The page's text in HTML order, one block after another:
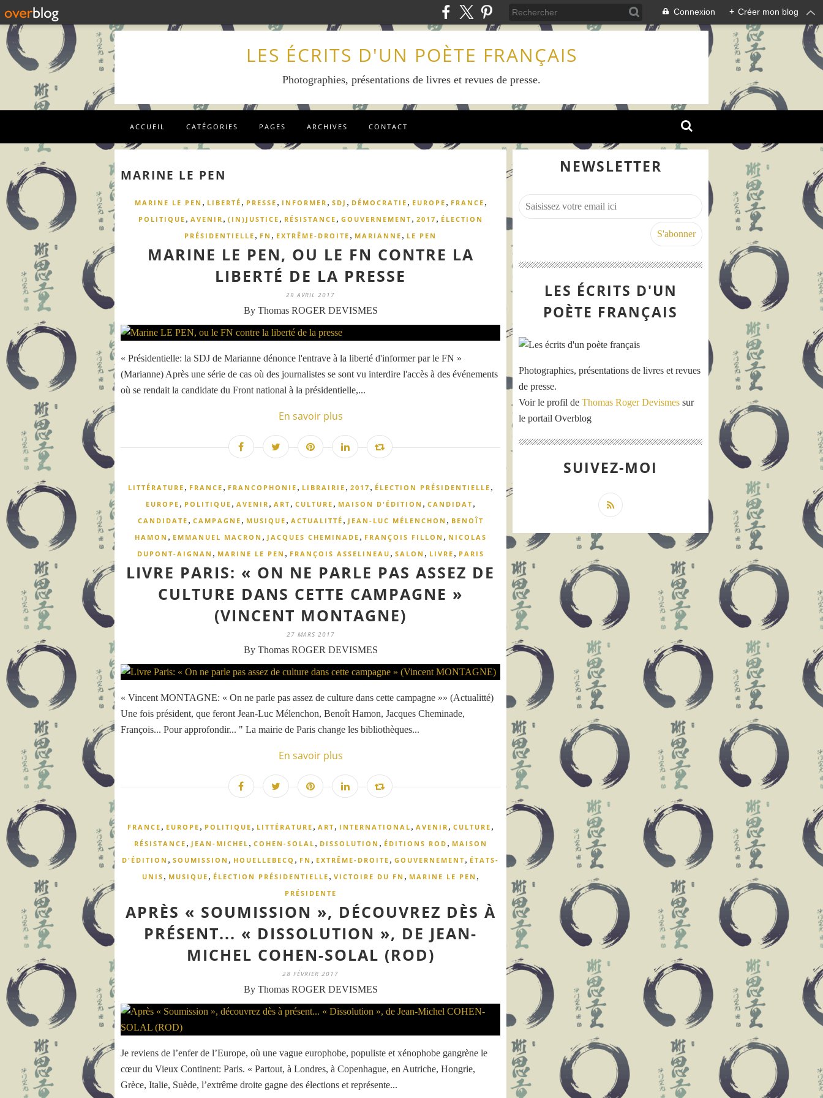
Connexion + Créer mon blog
LES ÉCRITS D'UN POÈTE FRANÇAIS
Photographies, présentations de livres et revues de presse.
ACCUEIL CATÉGORIES PAGES ARCHIVES CONTACT
MARINE LE PEN
MARINE LE PEN , LIBERTÉ , PRESSE , INFORMER , SDJ , DÉMOCRATIE , EUROPE , FRANCE ,
POLITIQUE , AVENIR , (IN)JUSTICE , RÉSISTANCE , GOUVERNEMENT, 2017 , ÉLECTION
PRÉSIDENTIELLE , FN , EXTRÊME-DROITE , MARIANNE , LE PEN
MARINE LE PEN, OU LE FN CONTRE LA
LIBERTÉ DE LA PRESSE
29 AVRIL 2017
By Thomas ROGER DEVISMES
« Présidentielle: la SDJ de Marianne dénonce l'entrave à la liberté d'informer par le FN »
(Marianne) Après une série de cas où des journalistes se sont vu interdire l'accès à des événements
où se rendait la candidate du Front national à la présidentielle,...
En savoir plus
LITTÉRATURE , FRANCE , FRANCOPHONIE , LIBRAIRIE , 2017 , ÉLECTION PRÉSIDENTIELLE ,
EUROPE , POLITIQUE , AVENIR , ART, CULTURE , MAISON D'ÉDITION , CANDIDAT,
CANDIDATE , CAMPAGNE , MUSIQUE , ACTUALITTÉ , JEAN-LUC MÉLENCHON , BENOÎT
HAMON , EMMANUEL MACRON , JACQUES CHEMINADE , FRANÇOIS FILLON , NICOLAS
DUPONT-AIGNAN , MARINE LE PEN , FRANÇOIS ASSELINEAU , SALON , LIVRE , PARIS
LIVRE PARIS: « ON NE PARLE PAS ASSEZ DE
CULTURE DANS CETTE CAMPAGNE »
(VINCENT MONTAGNE)
27 MARS 2017
By Thomas ROGER DEVISMES
« Vincent MONTAGNE: « On ne parle pas assez de culture dans cette campagne »» (Actualitté)
Une fois président, que feront Jean-Luc Mélenchon, Benoît Hamon, Jacques Cheminade,
François... Pour approfondir... " La mairie de Paris change les bibliothèques...
En savoir plus
FRANCE , EUROPE , POLITIQUE , LITTÉRATURE , ART, INTERNATIONAL , AVENIR , CULTURE ,
RÉSISTANCE , JEAN-MICHEL , COHEN-SOLAL , DISSOLUTION , ÉDITIONS ROD , MAISON
D'ÉDITION , SOUMISSION , HOUELLEBECQ , FN , EXTRÊME-DROITE , GOUVERNEMENT, ÉTATS-
UNIS , MUSIQUE , ÉLECTION PRÉSIDENTIELLE , VICTOIRE DU FN , MARINE LE PEN ,
PRÉSIDENTE
APRÈS « SOUMISSION », DÉCOUVREZ DÈS À
PRÉSENT... « DISSOLUTION », DE JEAN-
MICHEL COHEN-SOLAL (ROD)
28 FÉVRIER 2017
By Thomas ROGER DEVISMES
Je reviens de l’enfer de l’Europe, où une vague europhobe, populiste et xénophobe gangrène le
cœur du Vieux Continent: Paris. « Partout, à Londres, à Copenhague, en Autriche, Hongrie,
Grèce, Italie, Suède, l’extrême droite gagne des élections et représente...
NEWSLETTER
LES ÉCRITS D'UN
POÈTE FRANÇAIS
Photographies, présentations de livres et revues
de presse.
Voir le profil de Thomas Roger Devismes sur
le portail Overblog
SUIVEZ-MOI